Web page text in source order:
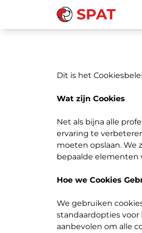
SPAT
Dit is het
Wat zijn Cookies
Net als bijna alle
ervaring te
moeten opslaan. We
bepaalde elementen
Hoe we Cookies
We gebruiken
standaardopties
aanbevolen om alle